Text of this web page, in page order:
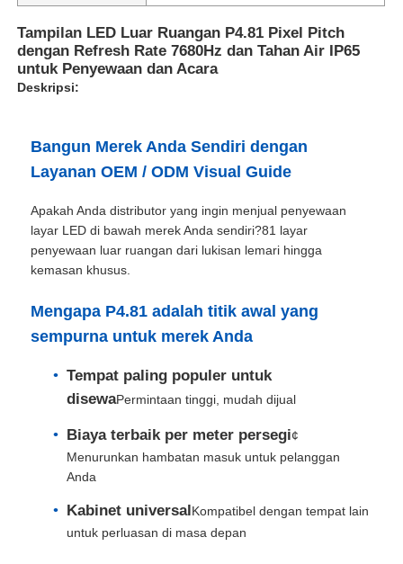
Tampilan LED Luar Ruangan P4.81 Pixel Pitch
dengan Refresh Rate 7680Hz dan Tahan Air IP65
untuk Penyewaan dan Acara
Deskripsi:
Bangun Merek Anda Sendiri dengan
Layanan OEM / ODM Visual Guide
Apakah Anda distributor yang ingin menjual penyewaan
layar LED di bawah merek Anda sendiri?81 layar
penyewaan luar ruangan dari lukisan lemari hingga
kemasan khusus.
Mengapa P4.81 adalah titik awal yang
sempurna untuk merek Anda
Tempat paling populer untuk
disewaPermintaan tinggi, mudah dijual
Biaya terbaik per meter persegi¢
Menurunkan hambatan masuk untuk pelanggan
Anda
Kabinet universalKompatibel dengan tempat lain
untuk perluasan di masa depan